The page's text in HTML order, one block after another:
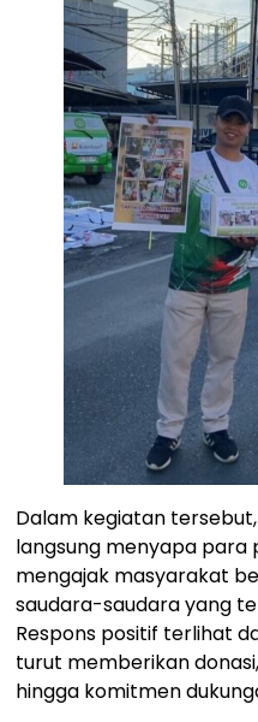
‎Dalam kegiatan
langsung menyapa para
mengajak masyarakat
saudara-saudara yang
Respons positif terlihat
turut memberikan
hingga komitmen